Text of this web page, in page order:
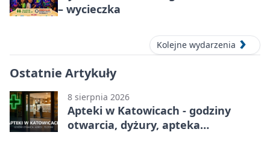
– wycieczka
Kolejne wydarzenia
Ostatnie Artykuły
8 sierpnia 2026
Apteki w Katowicach - godziny
otwarcia, dyżury, apteka